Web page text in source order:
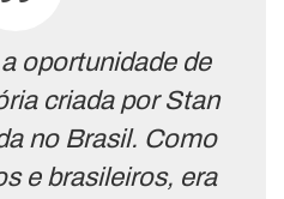
oportunidade de
criada por Stan
no Brasil. Como
e brasileiros, era